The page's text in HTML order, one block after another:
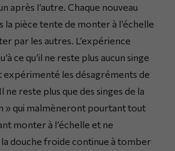
après l’autre. Chaque nouveau
la pièce tente de monter à l’échelle
par les autres. L’expérience
ce qu’il ne reste plus aucun singe
expérimenté les désagréments de
ne reste plus que des singes de la
» qui malmèneront pourtant tout
monter à l’échelle et ne
douche froide continue à tomber